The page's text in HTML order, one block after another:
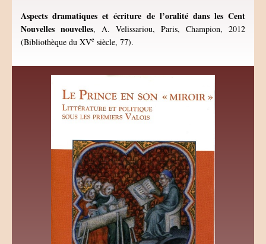
Aspects dramatiques et écriture de l’oralité dans les Cent
Nouvelles nouvelles, A. Velissariou, Paris, Champion, 2012
(Bibliothèque du XVe siècle, 77).